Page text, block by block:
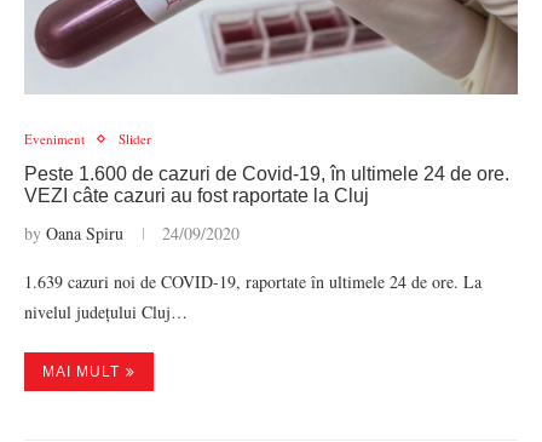
Eveniment Slider
Peste 1.600 de cazuri de Covid-19, în ultimele 24 de ore.
VEZI câte cazuri au fost raportate la Cluj
by Oana Spiru 24/09/2020
1.639 cazuri noi de COVID-19, raportate în ultimele 24 de ore. La
nivelul județului Cluj…
MAI MULT